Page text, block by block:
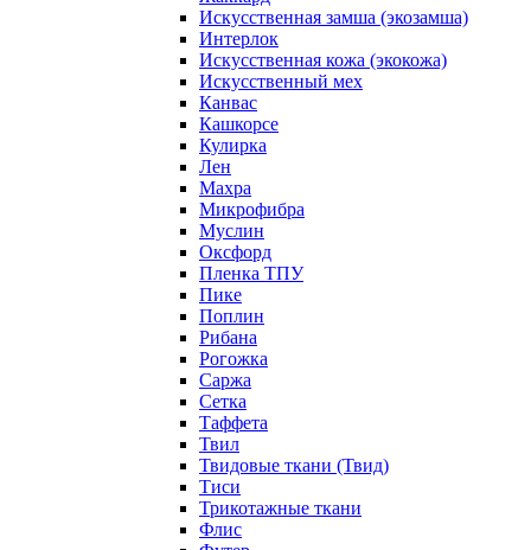
Искусственная замша (экозамша)
Интерлок
Искусственная кожа (экокожа)
Искусственный мех
Канвас
Кашкорсе
Кулирка
Лен
Махра
Микрофибра
Муслин
Оксфорд
Пленка ТПУ
Пике
Поплин
Рибана
Рогожка
Саржа
Сетка
Таффета
Твил
Твидовые ткани (Твид)
Тиси
Трикотажные ткани
Флис